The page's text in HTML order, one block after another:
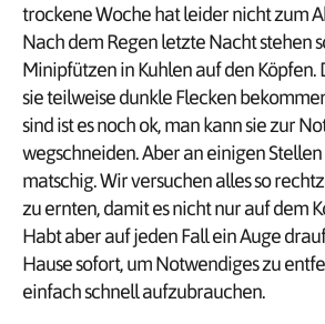
trockene Woche hat leider nicht zum
Nach dem Regen letzte Nacht stehen
Minipfützen in Kuhlen auf den Köpfen.
sie teilweise dunkle Flecken
sind ist es noch ok, man kann sie zur
wegschneiden. Aber an einigen
matschig. Wir versuchen alles so
zu ernten, damit es nicht nur auf dem
Habt aber auf jeden Fall ein Auge
Hause sofort, um Notwendiges zu
einfach schnell aufzubrauchen.